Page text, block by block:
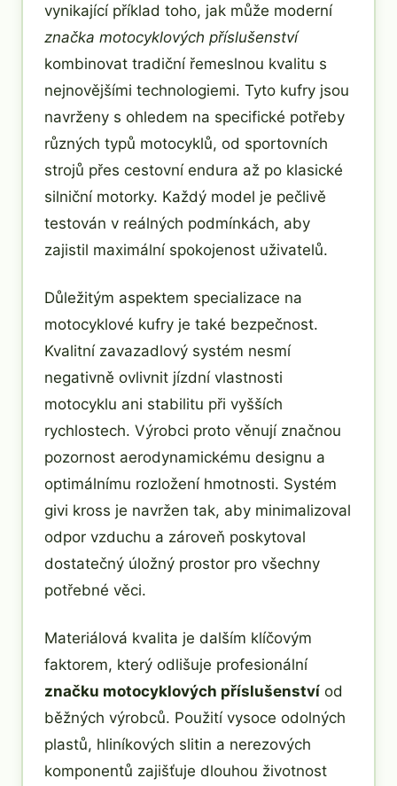
vynikající příklad toho, jak může moderní
značka motocyklových příslušenství
kombinovat tradiční řemeslnou kvalitu s
nejnovějšími technologiemi. Tyto kufry jsou
navrženy s ohledem na specifické potřeby
různých typů motocyklů, od sportovních
strojů přes cestovní endura až po klasické
silniční motorky. Každý model je pečlivě
testován v reálných podmínkách, aby
zajistil maximální spokojenost uživatelů.
Důležitým aspektem specializace na
motocyklové kufry je také bezpečnost.
Kvalitní zavazadlový systém nesmí
negativně ovlivnit jízdní vlastnosti
motocyklu ani stabilitu při vyšších
rychlostech. Výrobci proto věnují značnou
pozornost aerodynamickému designu a
optimálnímu rozložení hmotnosti. Systém
givi kross je navržen tak, aby minimalizoval
odpor vzduchu a zároveň poskytoval
dostatečný úložný prostor pro všechny
potřebné věci.
Materiálová kvalita je dalším klíčovým
faktorem, který odlišuje profesionální
značku motocyklových příslušenství od
běžných výrobců. Použití vysoce odolných
plastů, hliníkových slitin a nerezových
komponentů zajišťuje dlouhou životnost